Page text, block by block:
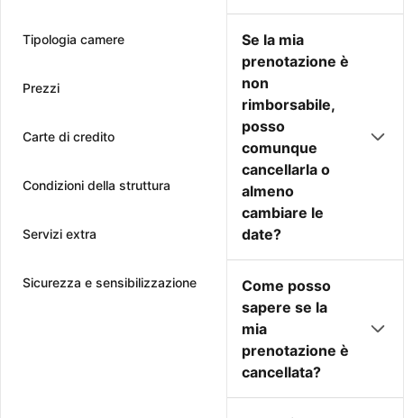
Tipologia camere
Prezzi
Carte di credito
Condizioni della struttura
Servizi extra
Sicurezza e sensibilizzazione
Se la mia
prenotazione è
non
rimborsabile,
posso
comunque
cancellarla o
almeno
cambiare le
date?
Come posso
sapere se la
mia
prenotazione è
cancellata?